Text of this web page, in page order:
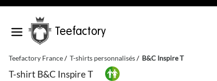
Teefactory
Teefactory France T-shirts personnalisés B&C Inspire T
T-shirt B&C Inspire T